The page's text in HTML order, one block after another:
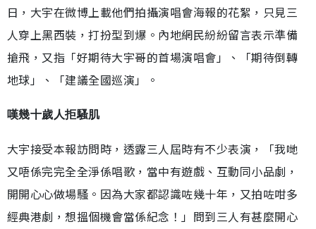
日，大宇在微博上載他們拍攝演唱會海報的花絮，只見三
人穿上黑西裝，打扮型到爆。內地網民紛紛留言表示準備
搶飛，又指「好期待大宇哥的首場演唱會」、「期待倒轉
地球」、「建議全國巡演」。
嘆幾十歲人拒騷肌
大宇接受本報訪問時，透露三人屆時有不少表演，「我哋
又唔係完完全全淨係唱歌，當中有遊戲、互動同小品劇，
開開心心做場騷。因為大家都認識咗幾十年，又拍咗咁多
經典港劇，想搵個機會當係紀念！」問到三人有甚麼開心